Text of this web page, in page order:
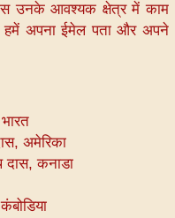
उनके आवश्यक क्षेत्र में काम
अपना ईमेल पता और अपने
अमेरिका
दास, कनाडा